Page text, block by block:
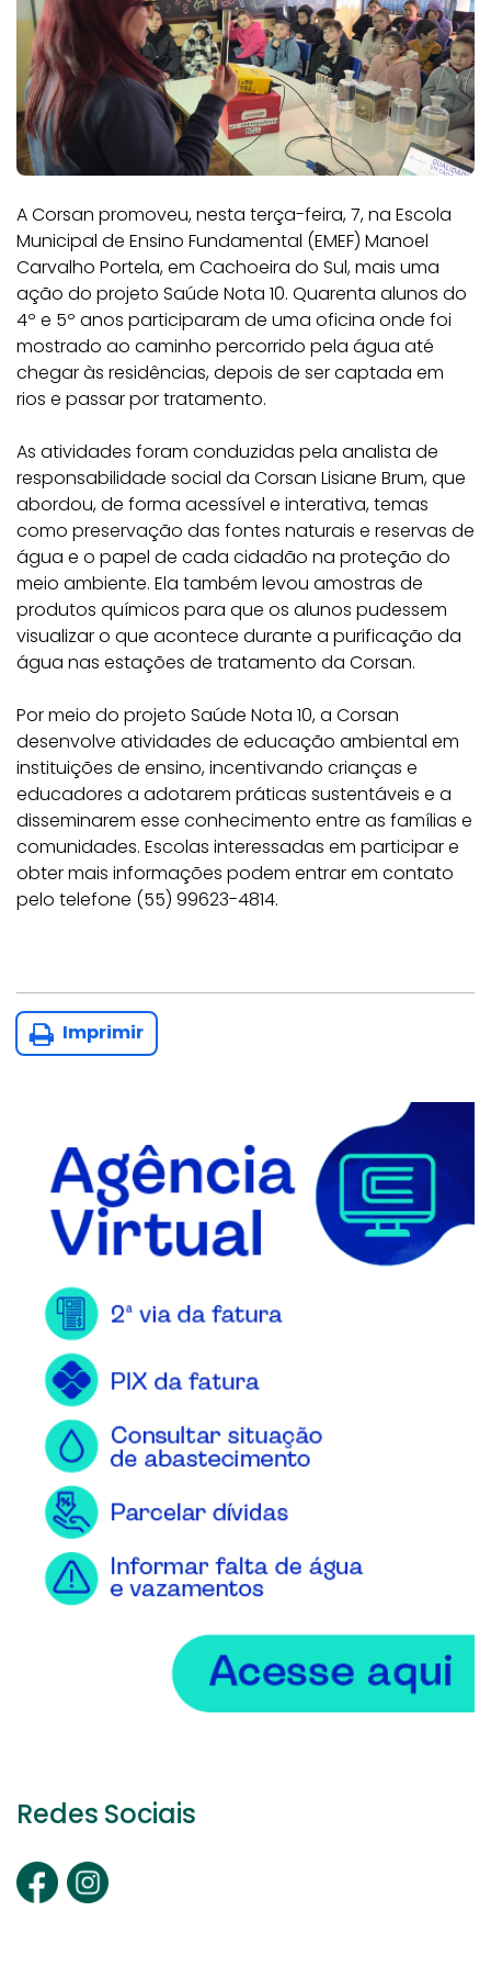
A Corsan promoveu, nesta terça-feira, 7, na Escola
Municipal de Ensino Fundamental (EMEF) Manoel
Carvalho Portela, em Cachoeira do Sul, mais uma
ação do projeto Saúde Nota 10. Quarenta alunos do
4º e 5º anos participaram de uma oficina onde foi
mostrado ao caminho percorrido pela água até
chegar às residências, depois de ser captada em
rios e passar por tratamento.
As atividades foram conduzidas pela analista de
responsabilidade social da Corsan Lisiane Brum, que
abordou, de forma acessível e interativa, temas
como preservação das fontes naturais e reservas de
água e o papel de cada cidadão na proteção do
meio ambiente. Ela também levou amostras de
produtos químicos para que os alunos pudessem
visualizar o que acontece durante a purificação da
água nas estações de tratamento da Corsan.
Por meio do projeto Saúde Nota 10, a Corsan
desenvolve atividades de educação ambiental em
instituições de ensino, incentivando crianças e
educadores a adotarem práticas sustentáveis e a
disseminarem esse conhecimento entre as famílias e
comunidades. Escolas interessadas em participar e
obter mais informações podem entrar em contato
pelo telefone (55) 99623-4814.
Imprimir
Redes Sociais